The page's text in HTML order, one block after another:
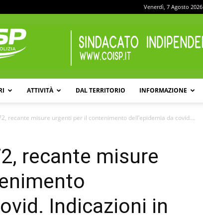
Venerdì, 7 Agosto 2026
ATTIVITÀ DAL TERRITORIO INFORMAZIONE
recante misure urgenti per il contenimento dell’epidemia da covid....
recante misure
Indicazioni in